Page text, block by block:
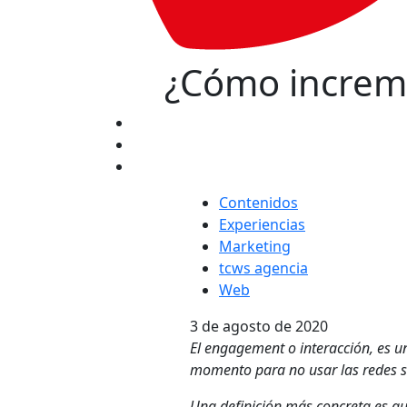
¿Cómo
Contenidos
Experiencias
Marketing
tcws agencia
Web
3 de agosto de 2020
El engagement o interacción, es
momento para no usar las